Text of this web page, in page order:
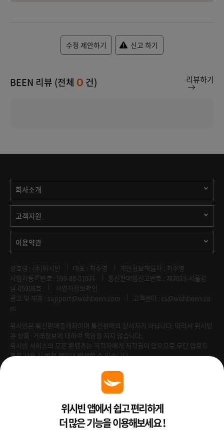
수정 제안하기 신고 하기
BEEN 리뷰 (전체 0 건) 리뷰하기
회사소개
고객지원
이용약관
상호명 : (주)위시빈 대표 : 최주영
개인정보책임자 : 최주영
사업자등록번호 : 599-88-01021
통신판매업신고번호 : 제2023-서울강
남-05908호
사업자정보확인
광고 및 제휴 : support@wishbeen.com
고객센터 : cs@wishbeen.co
m
위시빈은 통신판매중개자이며 통신판매의 당사자가 아닙니다. 따라서 위시빈
은 상품·거래정보에 대하여 책임을 지지 않습니다.
위시빈 서비스의 모든 콘텐츠는 저작자에게 저작권이 있으므로 무단 업로드
혹은 사용 시 법적 책임이 발생할 수 있습니다.
Venture Enterprise위시빈 앱에서 쉽고 편리하게
더 많은 기능을 이용해보세요 !